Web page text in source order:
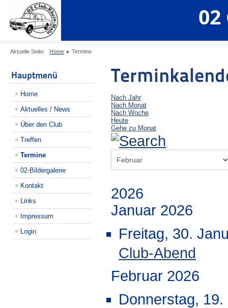
02
Aktuelle Seite: Home Termine
Hauptmenü
Home
Aktuelles / News
Über den Club
Treffen
Termine
02-Bildergalerie
Kontakt
Links
Impressum
Login
Nach Jahr
Nach Monat
Nach Woche
Heute
Gehe zu Monat
2026
Januar 2026
Freitag, 30.
Club-Abend
Februar 2026
Donnerstag,